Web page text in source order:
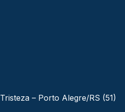
Tristeza – Porto Alegre/RS (51)